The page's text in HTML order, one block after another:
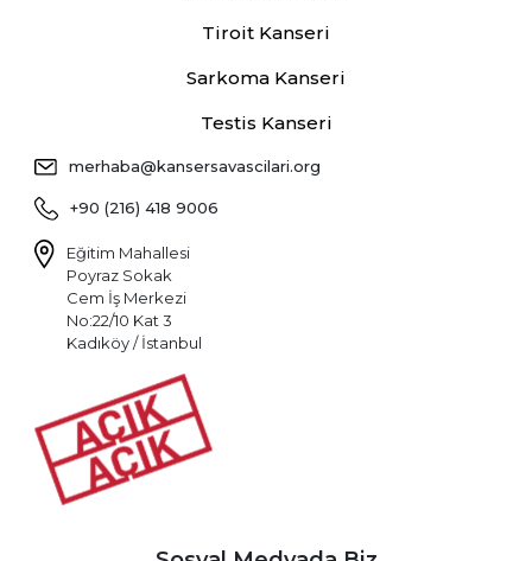
Tiroit Kanseri
Sarkoma Kanseri
Testis Kanseri
merhaba@kansersavascilari.org
+90 (216) 418 9006
Eğitim Mahallesi
Poyraz Sokak
Cem İş Merkezi
No:22/10 Kat 3
Kadıköy / İstanbul